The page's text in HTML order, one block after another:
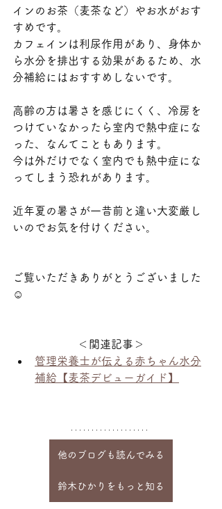
インのお茶（麦茶など）やお水がおす
すめです。
カフェインは利尿作用があり、身体か
ら水分を排出する効果があるため、水
分補給にはおすすめしないです。
高齢の方は暑さを感じにくく、冷房を
つけていなかったら室内で熱中症にな
った、なんてこともあります。
今は外だけでなく室内でも熱中症にな
ってしまう恐れがあります。
近年夏の暑さが一昔前と違い大変厳し
いのでお気を付けください。
ご覧いただきありがとうございました
☺
＜関連記事＞
管理栄養士が伝える赤ちゃん水分
補給【麦茶デビューガイド】
他のブログも読んでみる
鈴木ひかりをもっと知る